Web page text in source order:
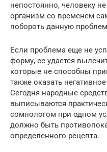
непостоянно, человеку
организм со временем
побороть данную
Если проблема еще не
форму, ее удается
которые не способны
также оказать
Сегодня народные
выписываются
сомнологом при одном
должно быть
определенного рецепта.